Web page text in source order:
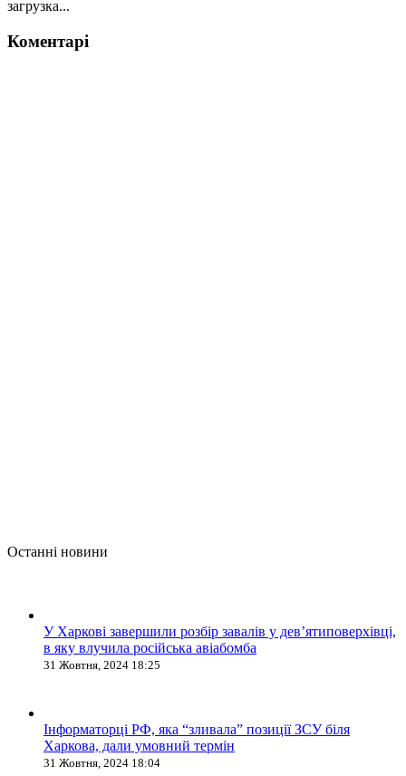
загрузка...
Коментарі
Останні новини
У Харкові завершили розбір завалів у дев’ятиповерхівці,
в яку влучила російська авіабомба
31 Жовтня, 2024 18:25
Інформаторці РФ, яка “зливала” позиції ЗСУ біля
Харкова, дали умовний термін
31 Жовтня, 2024 18:04